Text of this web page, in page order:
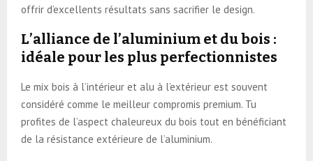
offrir d’excellents résultats sans sacrifier le design.
L’alliance de l’aluminium et du bois :
idéale pour les plus perfectionnistes
Le mix bois à l’intérieur et alu à l’extérieur est souvent
considéré comme le meilleur compromis premium. Tu
profites de l’aspect chaleureux du bois tout en bénéficiant
de la résistance extérieure de l’aluminium.